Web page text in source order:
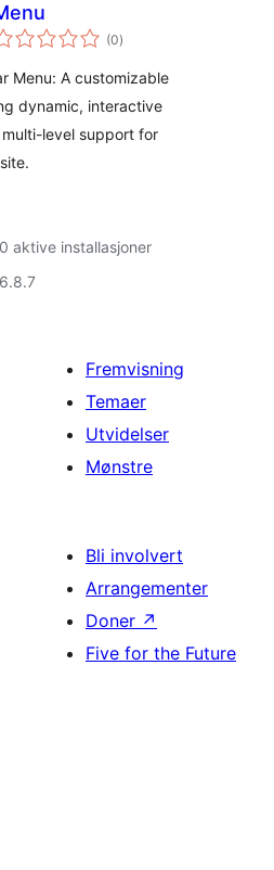
(0totale
vurderinger
)
Menu: A customizable
dynamic, interactive
level support for
aktive installasjoner
Fremvisning
Temaer
Utvidelser
Mønstre
Bli involvert
Arrangementer
Doner ↗
Five for the Future